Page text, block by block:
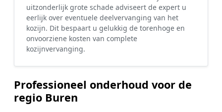
uitzonderlijk grote schade adviseert de expert u
eerlijk over eventuele deelvervanging van het
kozijn. Dit bespaart u gelukkig de torenhoge en
onvoorziene kosten van complete
kozijnvervanging.
Professioneel onderhoud voor de
regio Buren